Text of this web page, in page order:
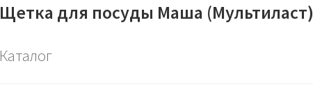
Щетка для посуды Маша (Мультиласт)
Каталог